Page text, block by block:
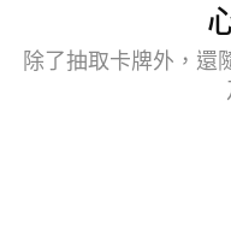
除了抽取卡牌外，還